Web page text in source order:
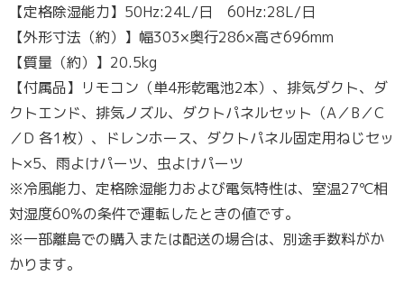
【定格除湿能力】50Hz:24L/日 60Hz:28L/日
【外形寸法（約）】幅303×奥行286×高さ696mm
【質量（約）】20.5kg
【付属品】リモコン（単4形乾電池2本）、排気ダクト、ダ
クトエンド、排気ノズル、ダクトパネルセット（A／B／C
／D 各1枚）、ドレンホース、ダクトパネル固定用ねじセッ
ト×5、雨よけパーツ、虫よけパーツ
※冷風能力、定格除湿能力および電気特性は、室温27℃相
対湿度60%の条件で運転したときの値です。
※一部離島での購入または配送の場合は、別途手数料がか
かります。